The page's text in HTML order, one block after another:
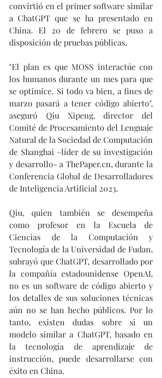
convirtió en el primer software similar
a ChatGPT que se ha presentado en
China. El 20 de febrero se puso a
disposición de pruebas públicas.
"El plan es que MOSS interactúe con
los humanos durante un mes para que
se optimice. Si todo va bien, a fines de
marzo pasará a tener código abierto",
aseguró Qiu Xipeng, director del
Comité de Procesamiento del Lenguaje
Natural de la Sociedad de Computación
de Shanghai –líder de su investigación
y desarrollo- a ThePaper.cn, durante la
Conferencia Global de Desarrolladores
de Inteligencia Artificial 2023.
Qiu, quien también se desempeña
como profesor en la Escuela de
Ciencias de la Computación y
Tecnología de la Universidad de Fudan,
subrayó que ChatGPT, desarrollado por
la compañía estadounidense OpenAI,
no es un software de código abierto y
los detalles de sus soluciones técnicas
aún no se han hecho públicos. Por lo
tanto, existen dudas sobre si un
modelo similar a ChatGPT, basado en
la tecnología de aprendizaje de
instrucción, puede desarrollarse con
éxito en China.